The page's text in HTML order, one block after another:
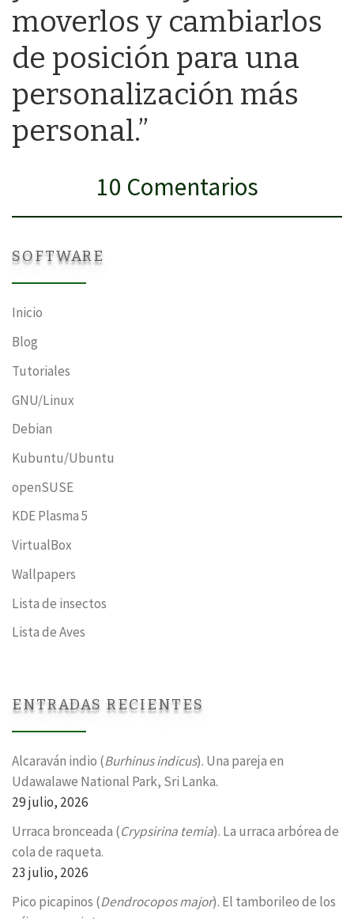
moverlos y cambiarlos
de posición para una
personalización más
personal.”
10 Comentarios
SOFTWARE
Inicio
Blog
Tutoriales
GNU/Linux
Debian
Kubuntu/Ubuntu
openSUSE
KDE Plasma 5
VirtualBox
Wallpapers
Lista de insectos
Lista de Aves
ENTRADAS RECIENTES
Alcaraván indio (Burhinus indicus). Una pareja en
Udawalawe National Park, Sri Lanka.
29 julio, 2026
Urraca bronceada (Crypsirina temia). La urraca arbórea de
cola de raqueta.
23 julio, 2026
Pico picapinos (Dendrocopos major). El tamborileo de los